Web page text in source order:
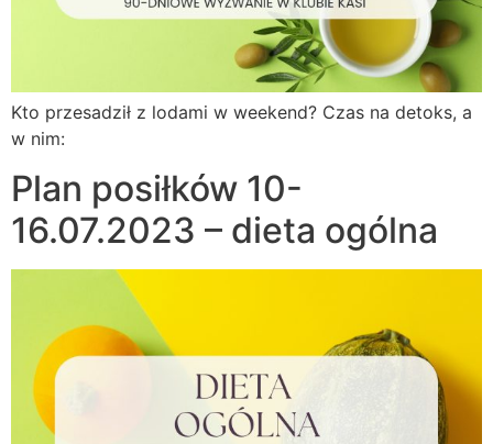
Kto przesadził z lodami w weekend? Czas na detoks, a
w nim:
Plan posiłków 10-
16.07.2023 – dieta ogólna